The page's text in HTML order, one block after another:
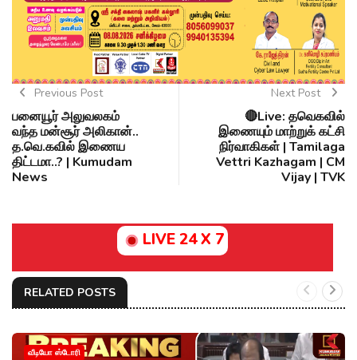
Previous Post
பனையூர் அலுவலகம்
வந்த மன்சூர் அலிகான்..
த.வெ.கவில் இணைய
திட்டமா..? | Kumudam
News
Next Post
🔴Live: தவெகவில்
இணையும் மாற்றுக் கட்சி
நிர்வாகிகள் | Tamilaga
Vettri Kazhagam | CM
Vijay | TVK
LIVE 24 X 7
RELATED POSTS
வீடியோ ஸ்டோரி